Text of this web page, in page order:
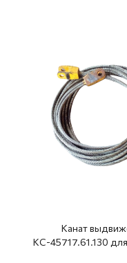
Канат
КС-45717.61.130